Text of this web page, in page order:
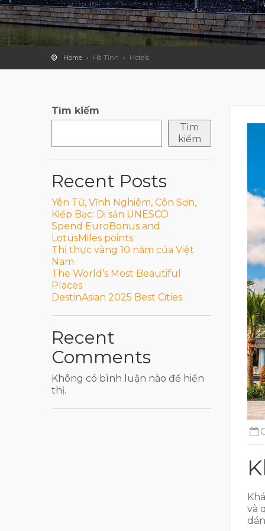
Home Hà Tĩnh Hotels
Tìm kiếm
Tìm
kiếm
Recent Posts
Yên Tử, Vĩnh Nghiêm, Côn Sơn,
Kiếp Bạc: Di sản UNESCO
Spend EuroBonus and
LotusMiles points
Thị thực vàng 10 năm của Việt
Nam
The World’s Most Beautiful
Places
DestinAsian 2025 Best Cities
Recent
Comments
Không có bình luận nào để hiển
thị.
và